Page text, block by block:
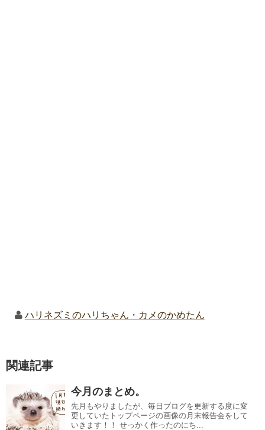
ハリネズミのハリちゃん・カメのかめたん
関連記事
今月のまとめ。
先月もやりましたが、毎日ブログを更新する度に変
更していたトップページの画像の月末報告会をして
いきます！！ せっかく作ったのにち...